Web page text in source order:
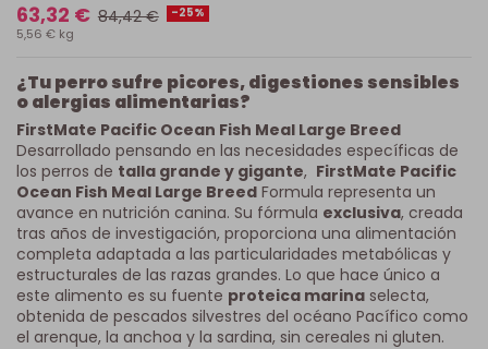
63,32 € 84,42 € -25%
5,56 € kg
¿Tu perro sufre picores, digestiones sensibles
o alergias alimentarias?
FirstMate Pacific Ocean Fish Meal Large Breed
Desarrollado pensando en las necesidades específicas de
los perros de talla grande y gigante, FirstMate Pacific
Ocean Fish Meal Large Breed Formula representa un
avance en nutrición canina. Su fórmula exclusiva, creada
tras años de investigación, proporciona una alimentación
completa adaptada a las particularidades metabólicas y
estructurales de las razas grandes. Lo que hace único a
este alimento es su fuente proteica marina selecta,
obtenida de pescados silvestres del océano Pacífico como
el arenque, la anchoa y la sardina, sin cereales ni gluten.